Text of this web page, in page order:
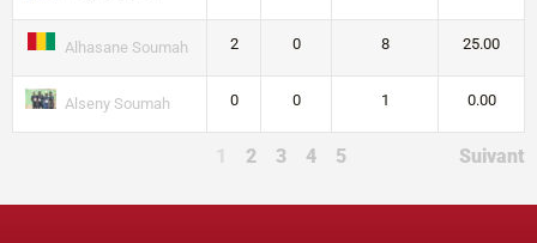
Alhasane Soumah 2 0 8 25.00
Alseny Soumah 0 0 1 0.00
2 3 4 5 Suivant